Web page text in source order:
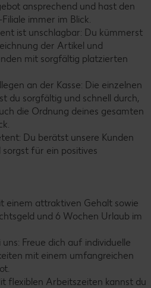
ansprechend und hast den
immer im Blick.
ist unschlagbar: Du kümmerst
der Artikel und
mit sorgfältig platzierten
an der Kasse: Die einzelnen
du sorgfältig und schnell durch,
die Ordnung deines gesamten
Du berätst unsere Kunden
für ein positives
einem attraktiven Gehalt sowie
und 6 Wochen Urlaub im
Freue dich auf individuelle
mit einem umfangreichen
flexiblen Arbeitszeiten kannst du